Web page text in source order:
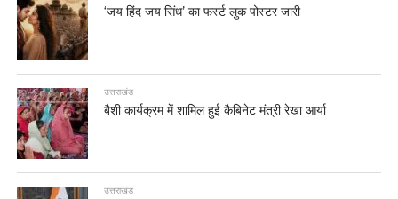
‘जय हिंद जय सिंध’ का फर्स्ट लुक पोस्टर जारी
उत्तराखंड
बैशी कार्यक्रम में शामिल हुई कैबिनेट मंत्री रेखा आर्या
उत्तराखंड